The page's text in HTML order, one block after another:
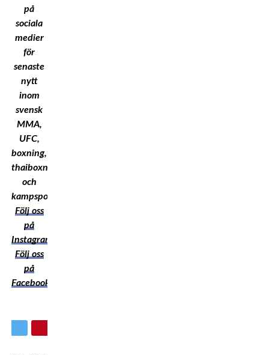
på
sociala
medier
för
senaste
nytt
inom
svensk
MMA,
UFC,
boxning,
thaiboxning
och
kampsport!
Följ oss
på
Instagram
Följ oss
på
Facebook